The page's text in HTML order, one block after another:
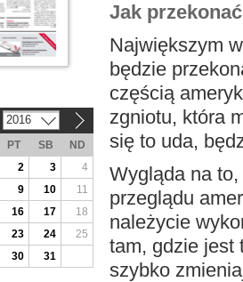
Jak
Największym
będzie
częścią
zgniotu, która
się to uda,
Wygląda na
przeglądu
należycie
tam, gdzie jest
szybko
2016
PT SB
ND
2 3
4
9 10
11
16 17
18
23 24
25
30 31